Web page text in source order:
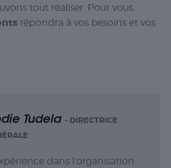
tout réaliser. Pour vous,
répondra à vos besoins et vos
Tudela - DIRECTRICE
dans l'organisation